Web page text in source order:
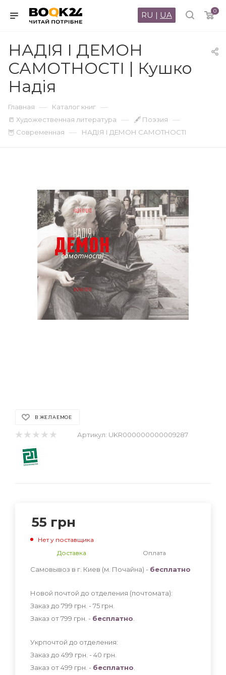
0
RU | UA
НАДІЯ І ДЕМОН
САМОТНОСТІ | Кушко
Надія
Главная — Каталог книг —
📒 Художественная литература — 🖋 Поэзия —
🦉 Современная — НАДІЯ І ДЕМОН САМОТНОСТІ
В ЖЕЛАЕМОЕ
Артикул: UKR000000000009287
55 грн
Нет у поставщика
Доставка
Оплата
Самовывоз в г. Киев (м. Почайна) - бесплатно
Новой почтой до отделения (почтомата):
Заказ до 799 грн. - 75 грн
Заказ от 799 грн. - бесплатно
Укрпочтой до отделения:
Заказ до 499 грн. - 40 грн
Заказ от 499 грн. - бесплатно